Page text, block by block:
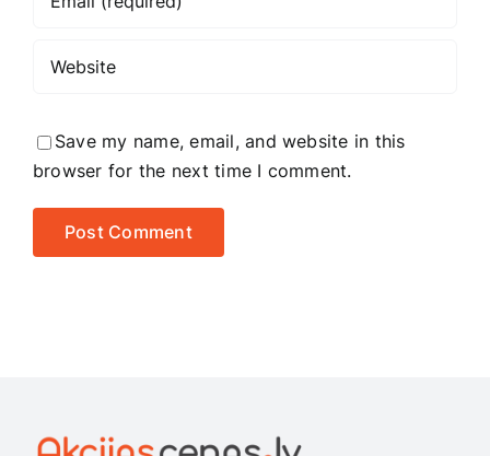
Save my name, email, and website in this
browser for the next time I comment.